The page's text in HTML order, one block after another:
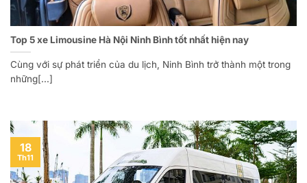
Top 5 xe Limousine Hà Nội Ninh Bình tốt nhất hiện nay
Cùng với sự phát triển của du lịch, Ninh Bình trở thành một trong
những[...]
18
Th11